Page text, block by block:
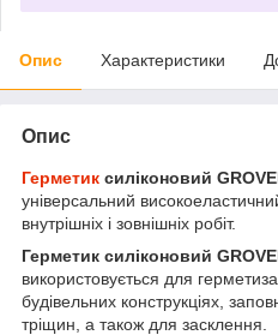
Опис Характеристики
Опис
Герметик силіконовий
універсальний
внутрішніх і зовнішніх робіт.
Герметик силіконовий
використовується для
будівельних конструкціях,
тріщин, а також для засклення.